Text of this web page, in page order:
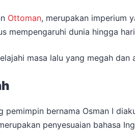
Ottoman, merupakan imperium
mempengaruhi dunia hingga
masa lalu yang megah dan
pemimpin bernama Osman I
penyesuaian bahasa